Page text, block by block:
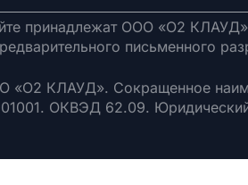
принадлежат ООО «О2
письменного
КЛАУД». Сокращенное
ОКВЭД 62.09.